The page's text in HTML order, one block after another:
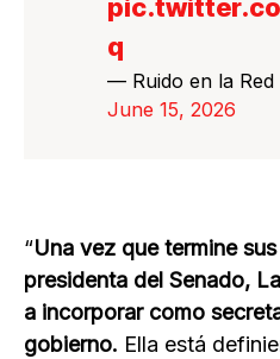
q
— Ruido en la Red
June 15, 2026
“Una vez que termine
presidenta del Senado,
a incorporar como
gobierno. Ella está